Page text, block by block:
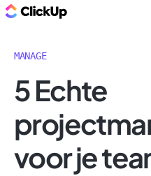
MANAGE
5 Echte
voor je